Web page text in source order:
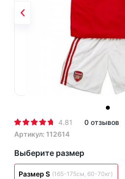
4.81
0 отзывов
Артикул: 112614
Выберите размер
Размер S (165-175см, 60-70кг)